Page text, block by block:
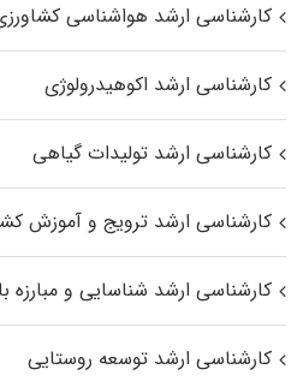
کارشناسی ارشد هواشناسی
کارشناسی ارشد اکوهیدرولوژی
کارشناسی ارشد تولیدات گیاهی
کارشناسی ارشد ترویج و آموزش
کارشناسی ارشد شناسایی و مبارزه
کارشناسی ارشد توسعه روستایی